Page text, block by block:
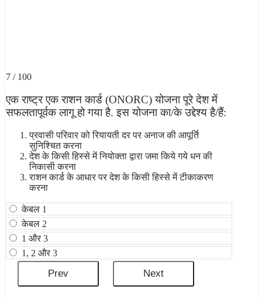
7 / 100
एक राष्ट्र एक राशन कार्ड (ONORC) योजना पूरे देश में
सफलतापूर्वक लागू हो गया है. इस योजना का/के उद्देश्य है/हैं:
प्रवासी परिवार को रियायती दर पर अनाज की आपूर्ति
सुनिश्चित करना
देश के किसी हिस्से में नियोक्ता द्वारा जमा किये गये धन की
निकासी करना
राशन कार्ड के आधार पर देश के किसी हिस्से में टीकाकरण
करना
केबल 1
केबल 2
1 और 3
1, 2 और 3